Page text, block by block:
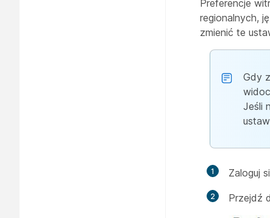
Preferencje
regionalnych,
zmienić te
Gdy
Jeśli
1 Zaloguj
2 Przejdź